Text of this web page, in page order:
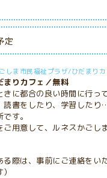
定
しま市民福祉プラザ/ひだまりカ
りカフェ／無料
に都合の良い時間に行っ
読書をしたり、学習した
す。
ご用意して、ルネスかごし
る際は、事前にご連絡をい